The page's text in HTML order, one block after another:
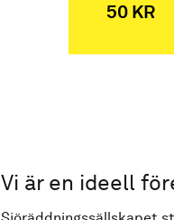
50 KR
Vi är en ideell